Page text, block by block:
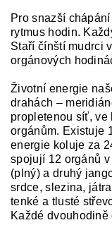
Pro snazší
rytmus hodin.
Staří čínští mudrci
orgánových
Životní energie
drahách –
propletenou síť, ve
orgánům. Existuje
energie koluje za
spojují 12 orgánů
(plný) a druhý
srdce, slezina,
tenké a tlusté
Každé